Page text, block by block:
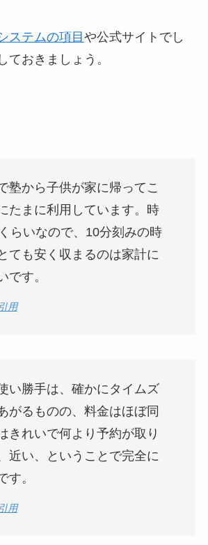
ステムの項目 や公式サイトでし
ておきましょう。
塾から子供が家に帰ってこ
たまに利用しています。時
らいなので、10分刻みの時
ても安く収まるのは家計に
です。
用
い勝手は、確かにタイムズ
がるものの、料金はほぼ同
きれいで何より予約が取り
近い、ということで完全に
す。
用